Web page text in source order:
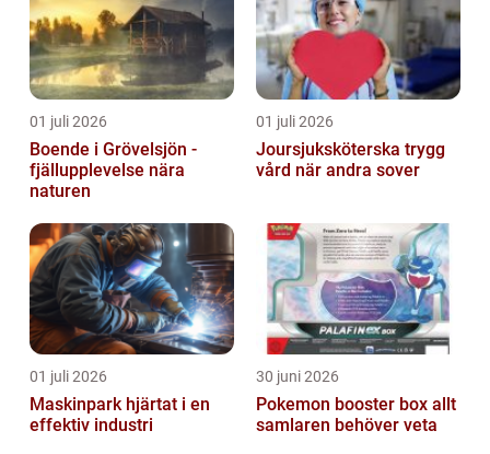
01 juli 2026
Boende i Grövelsjön -
fjällupplevelse nära
naturen
01 juli 2026
Joursjuksköterska trygg
vård när andra sover
01 juli 2026
Maskinpark hjärtat i en
effektiv industri
30 juni 2026
Pokemon booster box allt
samlaren behöver veta